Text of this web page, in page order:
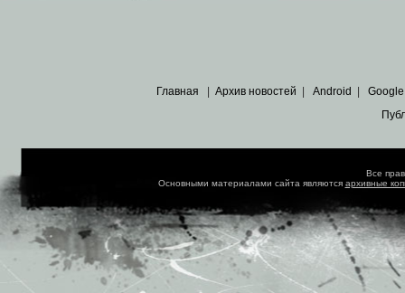
Главная Архив новостей Android Google
Все
Основными материалами сайта являются архивные